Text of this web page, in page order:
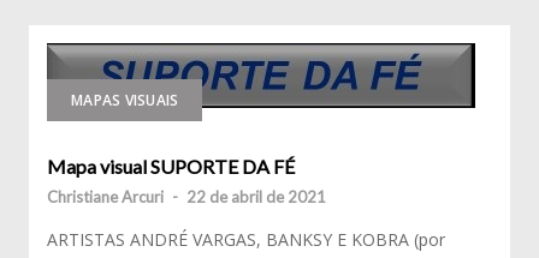
MAPAS VISUAIS
Mapa visual SUPORTE DA FÉ
Christiane Arcuri - 22 de abril de 2021
ARTISTAS ANDRÉ VARGAS, BANKSY E KOBRA (por